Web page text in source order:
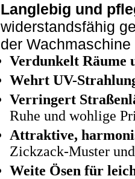
Langlebig und
widerstandsfähig
der
Verdunkelt Räume
Wehrt UV-
Verringert
Ruhe und wohlige
Attraktive,
Zickzack-Muster
Weite Ösen für